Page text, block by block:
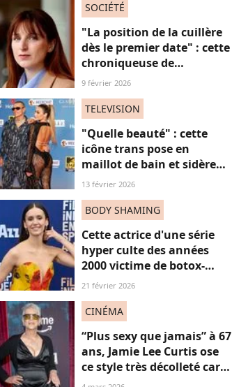
SOCIÉTÉ
"La position de la cuillère
dès le premier date" : cette
chroniqueuse de
Quotidien s'amuse de
absolument jubilatoire
9 février 2026
TELEVISION
"Quelle beauté" : cette
icône trans pose en
maillot de bain et sidère
ses fans, une ode intime
13 février 2026
BODY SHAMING
Cette actrice d'une série
hyper culte des années
2000 victime de botox-
shaming, et si on arrêtait
font de la chirurgie ?
21 février 2026
CINÉMA
“Plus sexy que jamais” à 67
ans, Jamie Lee Curtis ose
ce style très décolleté car
“les femmes n’ont pas de